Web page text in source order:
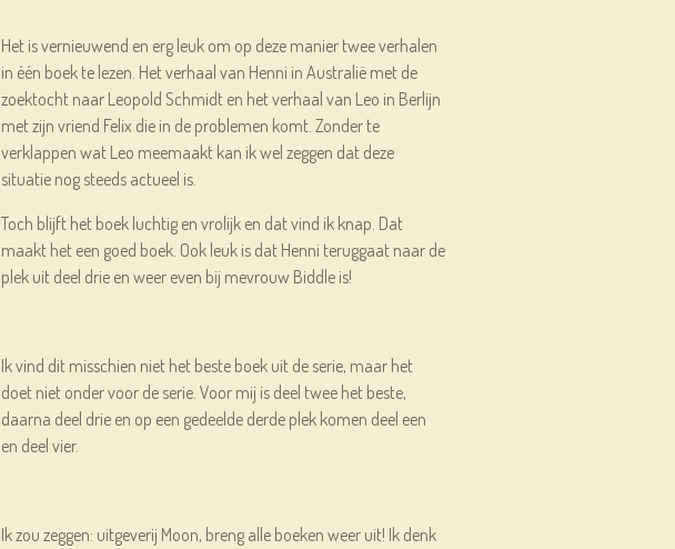
Het is vernieuwend en erg leuk om op deze manier twee verhalen
in één boek te lezen. Het verhaal van Henni in Australië met de
zoektocht naar Leopold Schmidt en het verhaal van Leo in Berlijn
met zijn vriend Felix die in de problemen komt. Zonder te
verklappen wat Leo meemaakt kan ik wel zeggen dat deze
situatie nog steeds actueel is.
Toch blijft het boek luchtig en vrolijk en dat vind ik knap. Dat
maakt het een goed boek. Ook leuk is dat Henni teruggaat naar de
plek uit deel drie en weer even bij mevrouw Biddle is!
Ik vind dit misschien niet het beste boek uit de serie, maar het
doet niet onder voor de serie. Voor mij is deel twee het beste,
daarna deel drie en op een gedeelde derde plek komen deel een
en deel vier.
Ik zou zeggen: uitgeverij Moon, breng alle boeken weer uit! Ik denk